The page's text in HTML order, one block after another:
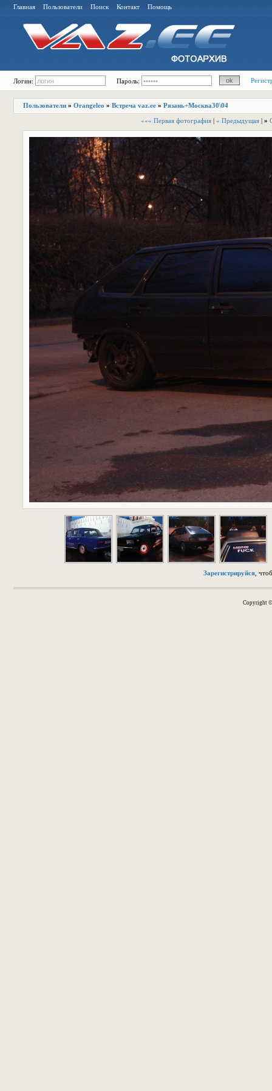
Главная Пользователи Поиск Контакт Помощь
Логин: Пароль:
Пользователи » Orangeleo » Встреча vaz.ee » Рязань+Москва30\04
««« Первая фотография | « Предыдущая | »
Зарегистрируйся,
Copyright